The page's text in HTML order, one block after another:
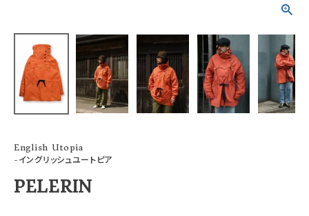
meeting_room ログイン person
English Utopia
-イングリッシュユートピア
PELERIN